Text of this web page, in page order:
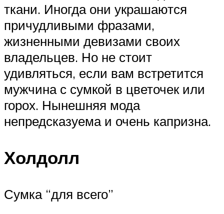
ткани. Иногда они украшаются
причудливыми фразами,
жизненными девизами своих
владельцев. Но не стоит
удивляться, если вам встретится
мужчина с сумкой в цветочек или
горох. Нынешняя мода
непредсказуема и очень капризна.
Холдолл
Сумка “для всего”